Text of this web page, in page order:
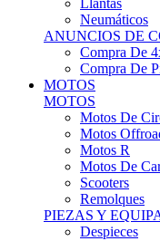
ANUNCIOS DE
Compra De
Compra De
MOTOS
MOTOS
Motos De
Motos Offroad
Motos R
Motos De
Scooters
Remolques
PIEZAS Y
Despieces
Equipamiento